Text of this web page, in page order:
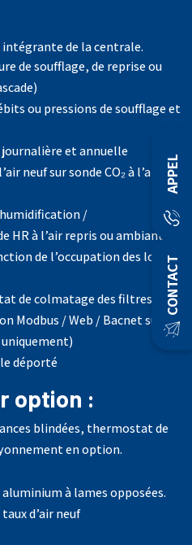
APPEL
CONTACT
de la centrale.
de soufflage, de reprise ou
ou pressions de soufflage et
et annuelle
neuf sur sonde CO₂ à l’air
/
HR à l’air repris ou ambiant
de l’occupation des locaux
de colmatage des filtres
Modbus / Web / Bacnet sur
uniquement)
déporté
option :
blindées, thermostat de
en option.
à lames opposées.
d’air neuf